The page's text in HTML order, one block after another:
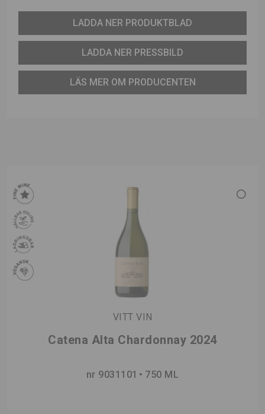
LADDA NER PRODUKTBLAD
LADDA NER PRESSBILD
LÄS MER OM PRODUCENTEN
VITT VIN
Catena Alta Chardonnay 2024
nr 9031101 750 ML